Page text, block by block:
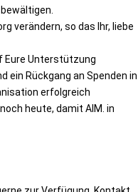
verändern, so das Ihr, liebe
Eure Unterstützung
ein Rückgang an Spenden in
erfolgreich
heute, damit AIM. in